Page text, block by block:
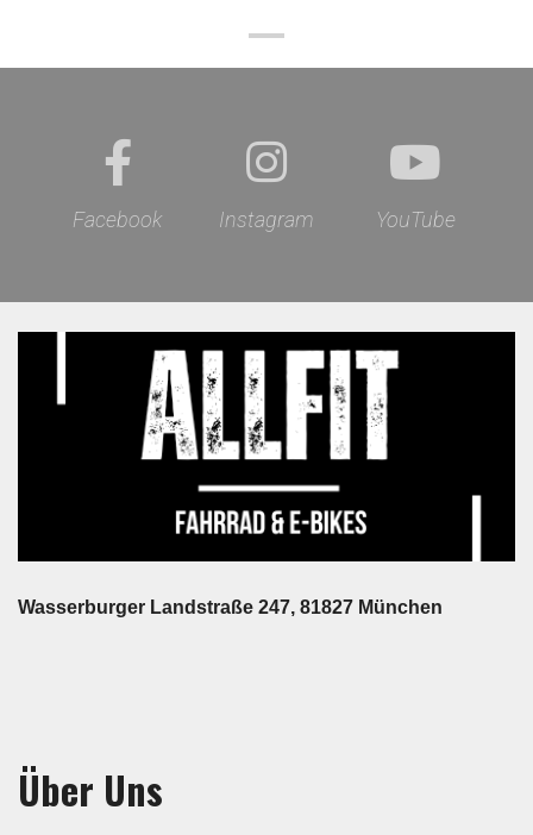
Facebook Instagram YouTube
Wasserburger Landstraße 247, 81827 München
Über Uns